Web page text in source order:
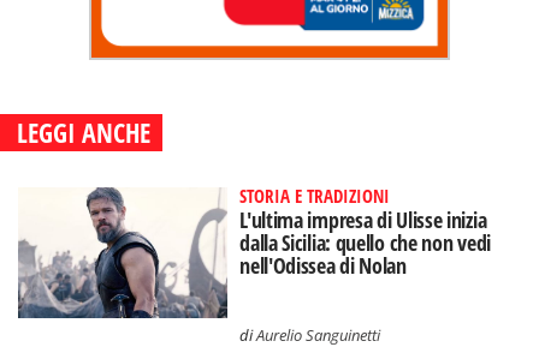
LEGGI ANCHE
STORIA E TRADIZIONI
L'ultima impresa di Ulisse inizia
dalla Sicilia: quello che non vedi
nell'Odissea di Nolan
diAurelio Sanguinetti